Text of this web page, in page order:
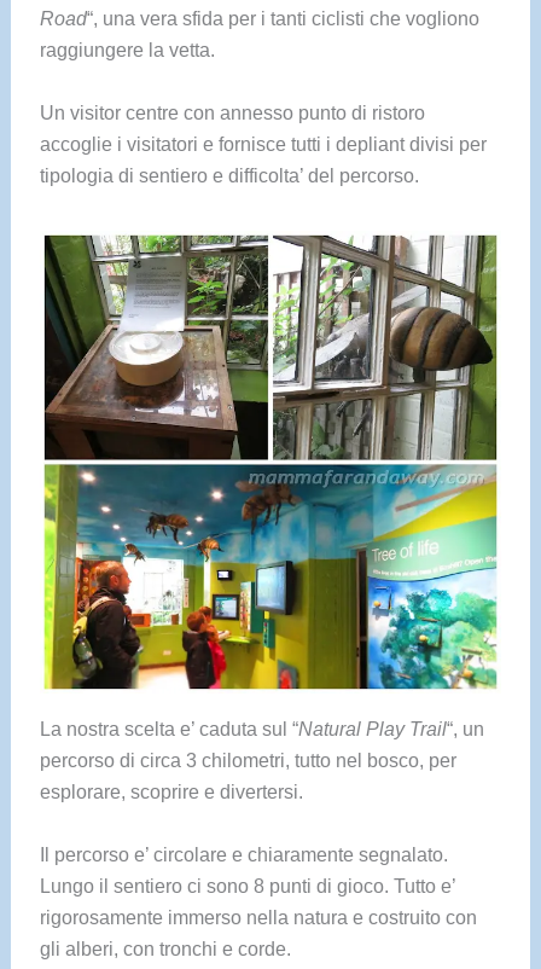
Road“, una vera sfida per i tanti ciclisti che vogliono
raggiungere la vetta.
Un visitor centre con annesso punto di ristoro
accoglie i visitatori e fornisce tutti i depliant divisi per
tipologia di sentiero e difficolta’ del percorso.
La nostra scelta e’ caduta sul “Natural Play Trail“, un
percorso di circa 3 chilometri, tutto nel bosco, per
esplorare, scoprire e divertersi.
Il percorso e’ circolare e chiaramente segnalato.
Lungo il sentiero ci sono 8 punti di gioco. Tutto e’
rigorosamente immerso nella natura e costruito con
gli alberi, con tronchi e corde.